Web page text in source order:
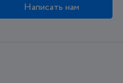
Написать нам